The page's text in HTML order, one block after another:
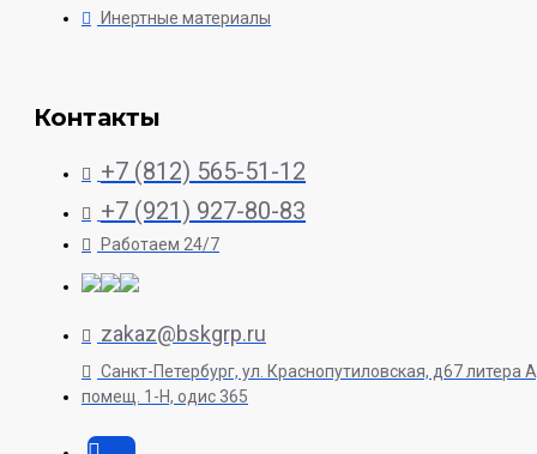
Инертные материалы
Контакты
+7 (812) 565-51-12
+7 (921) 927-80-83
Работаем 24/7
zakaz@bskgrp.ru
Санкт-Петербург, ул. Краснопутиловская, д67 литера
помещ. 1-H, одис 365